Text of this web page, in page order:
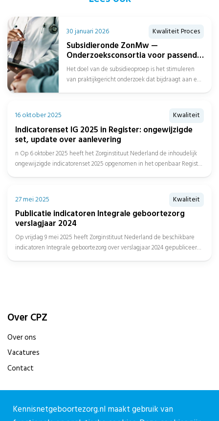
30 januari 2026 Kwaliteit Proces
Subsidieronde ZonMw —
Onderzoeksconsortia voor passend
zorgaanbod over de gehele
zorgketen
Het doel van de subsidieoproep is het stimuleren
van praktijkgericht onderzoek dat bijdraagt aan een
16 oktober 2025 Kwaliteit
Indicatorenset IG 2025 in Register: ongewijzigde
set, update over aanlevering
n Op 6 oktober 2025 heeft het Zorginstituut Nederland de inhoudelijk
ongewijzigde indicatorenset 2025 opgenomen in het openbaar Register
27 mei 2025 Kwaliteit
Publicatie indicatoren Integrale geboortezorg
verslagjaar 2024
Op vrijdag 9 mei 2025 heeft Zorginstituut Nederland de beschikbare
indicatoren Integrale geboortezorg over verslagjaar 2024 gepubliceerd,
Over CPZ
Over ons
Vacatures
Contact
Contact
Contactpagina
Kennisnetgeboortezorg.nl maakt gebruik van